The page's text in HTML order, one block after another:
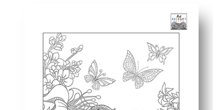
Gir deg en beroligende, skjermfri pause - perfekt for
Intrikat kolibrimønster hjelper deg med å bygge fokus
Når du er ferdig, har du visningsverdig kunst - heng